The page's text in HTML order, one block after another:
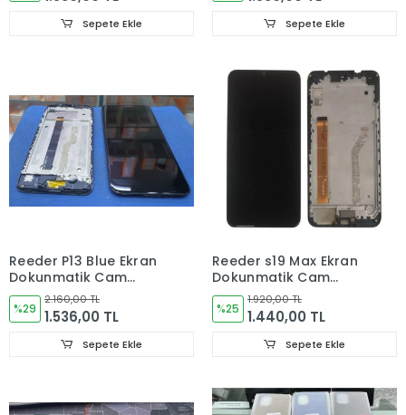
Sepete Ekle Sepete Ekle
Reeder P13 Blue Ekran
Dokunmatik Cam
(ÇITALI)
%29
2.160,00 TL
1.536,00 TL
Sepete Ekle
Reeder s19 Max Ekran
Dokunmatik Cam
(ÇITALI)
%25
1.920,00 TL
1.440,00 TL
Sepete Ekle